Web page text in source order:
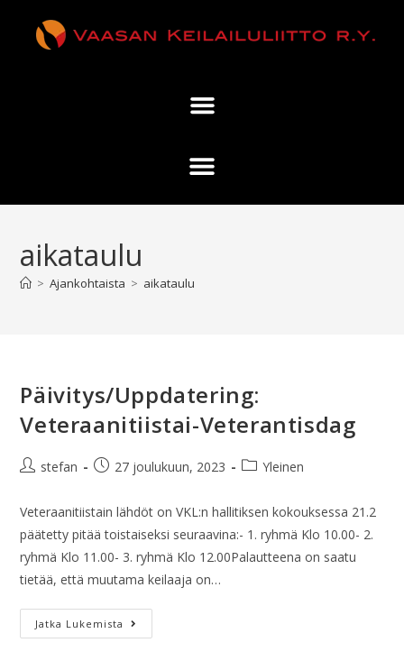
aikataulu
> Ajankohtaista > aikataulu
Päivitys/Uppdatering:
Veteraanitiistai-Veterantisdag
stefan 27 joulukuun, 2023 Yleinen
Veteraanitiistain lähdöt on VKL:n hallitiksen kokouksessa 21.2
päätetty pitää toistaiseksi seuraavina:- 1. ryhmä Klo 10.00- 2.
ryhmä Klo 11.00- 3. ryhmä Klo 12.00Palautteena on saatu
tietää, että muutama keilaaja on…
Jatka Lukemista